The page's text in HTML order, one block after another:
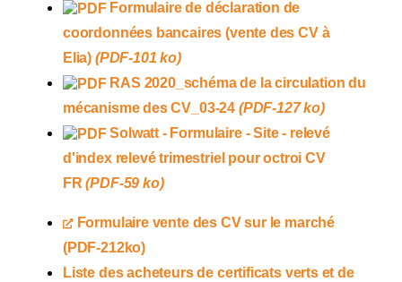
Formulaire de déclaration de
coordonnées bancaires (vente des CV à
Elia) (PDF-101 ko)
RAS 2020_schéma de la circulation du
mécanisme des CV_03-24 (PDF-127 ko)
Solwatt - Formulaire - Site - relevé
d'index relevé trimestriel pour octroi CV
FR (PDF-59 ko)
Formulaire vente des CV sur le marché
(PDF-212ko)
Liste des acheteurs de certificats verts et de